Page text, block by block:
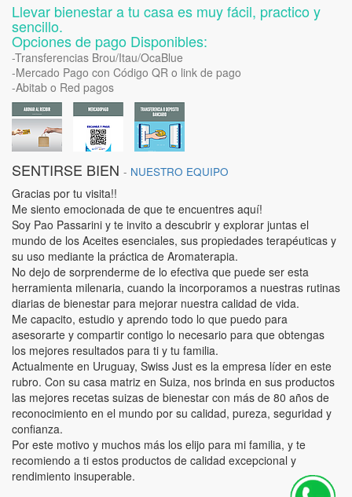
Llevar bienestar a tu casa es muy fácil, practico y
sencillo.
Opciones de pago Disponibles:
-Transferencias Brou/Itau/OcaBlue
-Mercado Pago con Código QR o link de pago
-Abitab o Red pagos
SENTIRSE BIEN - NUESTRO EQUIPO
Gracias por tu visita!!
Me siento emocionada de que te encuentres aquí!
Soy Pao Passarini y te invito a descubrir y explorar juntas el
mundo de los Aceites esenciales, sus propiedades terapéuticas y
su uso mediante la práctica de Aromaterapia.
No dejo de sorprenderme de lo efectiva que puede ser esta
herramienta milenaria, cuando la incorporamos a nuestras rutinas
diarias de bienestar para mejorar nuestra calidad de vida.
Me capacito, estudio y aprendo todo lo que puedo para
asesorarte y compartir contigo lo necesario para que obtengas
los mejores resultados para ti y tu familia.
Actualmente en Uruguay, Swiss Just es la empresa líder en este
rubro. Con su casa matriz en Suiza, nos brinda en sus productos
las mejores recetas suizas de bienestar con más de 80 años de
reconocimiento en el mundo por su calidad, pureza, seguridad y
confianza.
Por este motivo y muchos más los elijo para mi familia, y te
recomiendo a ti estos productos de calidad excepcional y
rendimiento insuperable.